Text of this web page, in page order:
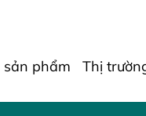
sản phẩm Thị